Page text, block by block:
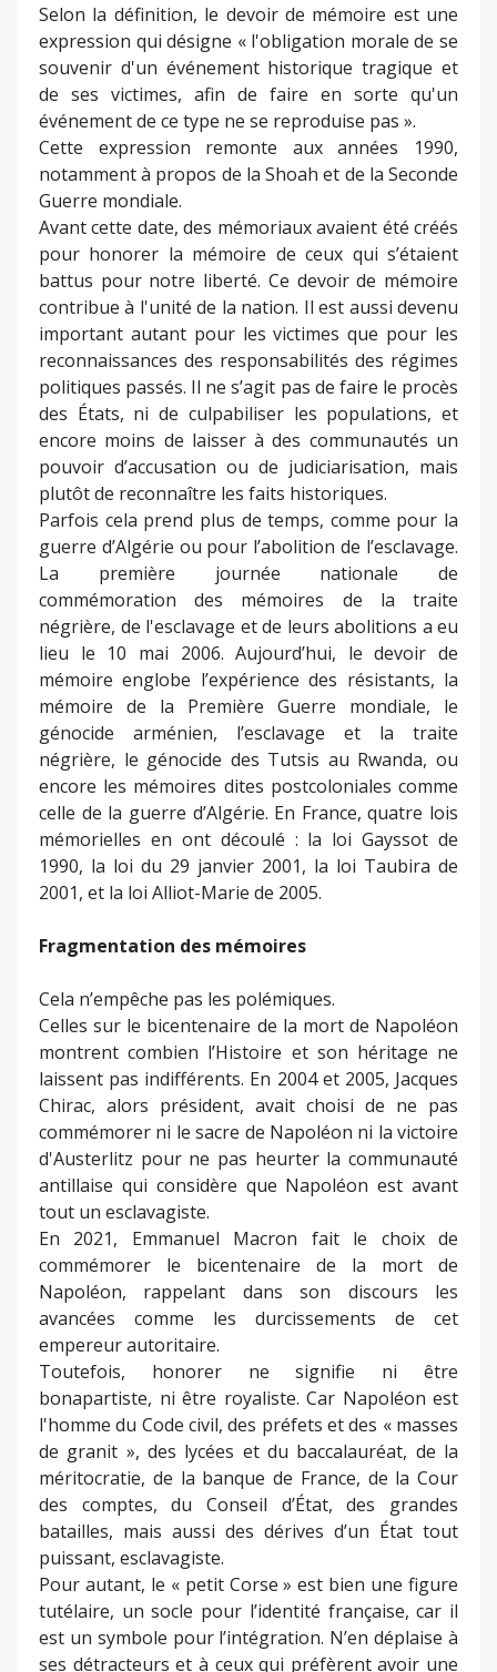
Selon la définition, le devoir de mémoire est une
expression qui désigne « l'obligation morale de se
souvenir d'un événement historique tragique et
de ses victimes, afin de faire en sorte qu'un
événement de ce type ne se reproduise pas ».
Cette expression remonte aux années 1990,
notamment à propos de la Shoah et de la Seconde
Guerre mondiale.
Avant cette date, des mémoriaux avaient été créés
pour honorer la mémoire de ceux qui s’étaient
battus pour notre liberté. Ce devoir de mémoire
contribue à l'unité de la nation. Il est aussi devenu
important autant pour les victimes que pour les
reconnaissances des responsabilités des régimes
politiques passés. Il ne s’agit pas de faire le procès
des États, ni de culpabiliser les populations, et
encore moins de laisser à des communautés un
pouvoir d’accusation ou de judiciarisation, mais
plutôt de reconnaître les faits historiques.
Parfois cela prend plus de temps, comme pour la
guerre d’Algérie ou pour l’abolition de l’esclavage.
La première journée nationale de
commémoration des mémoires de la traite
négrière, de l'esclavage et de leurs abolitions a eu
lieu le 10 mai 2006. Aujourd’hui, le devoir de
mémoire englobe l’expérience des résistants, la
mémoire de la Première Guerre mondiale, le
génocide arménien, l’esclavage et la traite
négrière, le génocide des Tutsis au Rwanda, ou
encore les mémoires dites postcoloniales comme
celle de la guerre d’Algérie. En France, quatre lois
mémorielles en ont découlé : la loi Gayssot de
1990, la loi du 29 janvier 2001, la loi Taubira de
2001, et la loi Alliot-Marie de 2005.
Fragmentation des mémoires
Cela n’empêche pas les polémiques.
Celles sur le bicentenaire de la mort de Napoléon
montrent combien l’Histoire et son héritage ne
laissent pas indifférents. En 2004 et 2005, Jacques
Chirac, alors président, avait choisi de ne pas
commémorer ni le sacre de Napoléon ni la victoire
d'Austerlitz pour ne pas heurter la communauté
antillaise qui considère que Napoléon est avant
tout un esclavagiste.
En 2021, Emmanuel Macron fait le choix de
commémorer le bicentenaire de la mort de
Napoléon, rappelant dans son discours les
avancées comme les durcissements de cet
empereur autoritaire.
Toutefois, honorer ne signifie ni être
bonapartiste, ni être royaliste. Car Napoléon est
l'homme du Code civil, des préfets et des « masses
de granit », des lycées et du baccalauréat, de la
méritocratie, de la banque de France, de la Cour
des comptes, du Conseil d’État, des grandes
batailles, mais aussi des dérives d’un État tout
puissant, esclavagiste.
Pour autant, le « petit Corse » est bien une figure
tutélaire, un socle pour l’identité française, car il
est un symbole pour l’intégration. N’en déplaise à
ses détracteurs et à ceux qui préfèrent avoir une